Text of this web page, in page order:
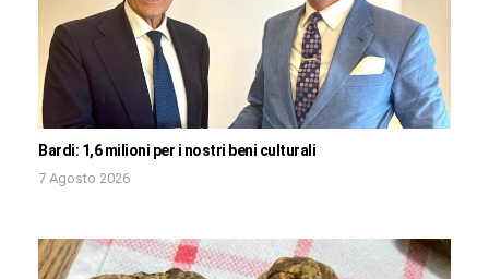
Bardi: 1,6 milioni per i nostri beni culturali
7 Agosto 2026